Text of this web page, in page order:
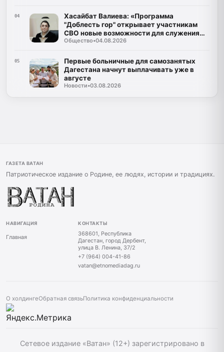
04
Хасайбат Валиева: «Программа
"Доблесть гор" открывает участникам
СВО новые возможности для служения
Дагестану»
Общество•04.08.2026
05
Первые больничные для самозанятых
Дагестана начнут выплачивать уже в
августе
Новости•03.08.2026
ГАЗЕТА ВАТАН
Патриотическое издание о Родине, ее людях, истории и традициях.
НАВИГАЦИЯ
Главная
КОНТАКТЫ
368601, Республика
Дагестан, город Дербент,
улица В. Ленина, 37/2
+7 (964) 004-41-86
vatan@etnomediadag.ru
О холдингеОбратная связьПолитика конфиденциальности
Сетевое издание «Ватан» (12+) зарегистрировано в